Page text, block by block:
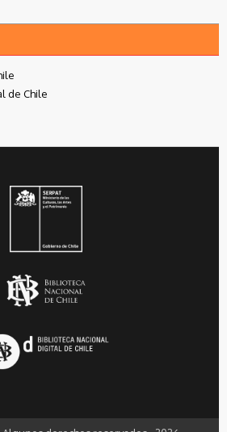
de Chile